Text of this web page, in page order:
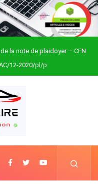
la note de plaidoyer – CFN
Togo12-2020/pl/p